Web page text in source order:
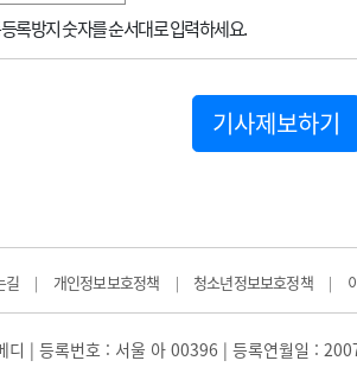
록방지 숫자를 순서대로 입력하세요.
기사제보하기
길 | 개인정보보호정책 | 청소년정보보호정책 |
디 | 등록번호 : 서울 아 00396 | 등록연월일 :